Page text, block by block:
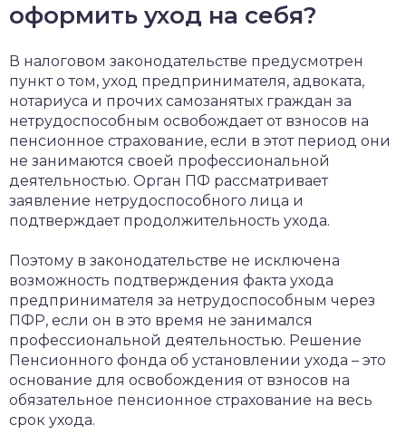
оформить уход на себя?
В налоговом законодательстве предусмотрен
пункт о том, уход предпринимателя, адвоката,
нотариуса и прочих самозанятых граждан за
нетрудоспособным освобождает от взносов на
пенсионное страхование, если в этот период они
не занимаются своей профессиональной
деятельностью. Орган ПФ рассматривает
заявление нетрудоспособного лица и
подтверждает продолжительность ухода.
Поэтому в законодательстве не исключена
возможность подтверждения факта ухода
предпринимателя за нетрудоспособным через
ПФР, если он в это время не занимался
профессиональной деятельностью. Решение
Пенсионного фонда об установлении ухода – это
основание для освобождения от взносов на
обязательное пенсионное страхование на весь
срок ухода.